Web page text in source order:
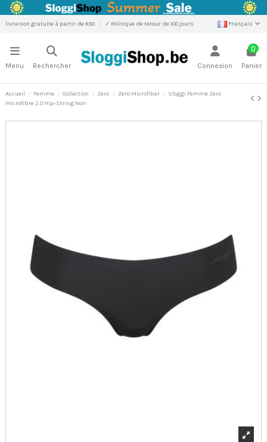
livraison gratuite à partir de €50 ✓ Politique de retour de 100 jours Français
Menu Rechercher Connexion
0
Panier
Accueil Femme Collection Zero Zero Microfiber
Sloggi Femme Zero
Microfibre 2.0 Hip-String Noir